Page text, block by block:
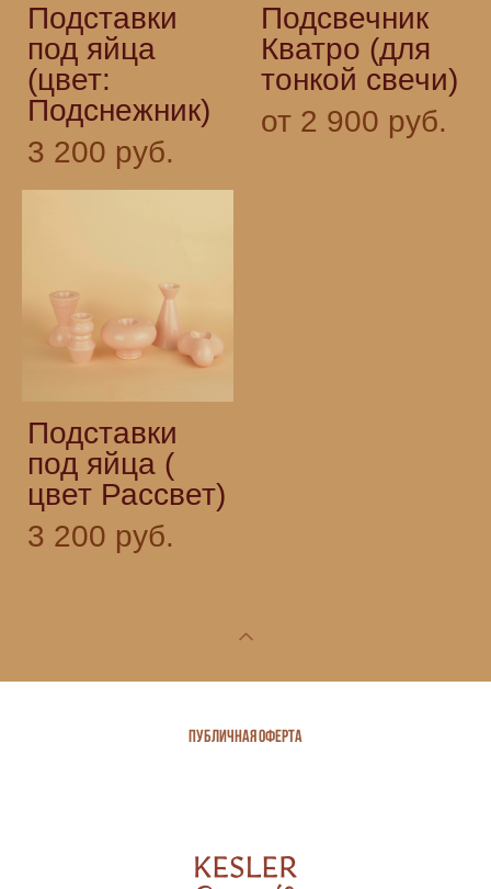
Подставки
под яйца
(цвет:
Подснежник)
3 200 pуб.
Подсвечник
Кватро (для
тонкой свечи)
от 2 900 pуб.
Подставки
под яйца (
цвет Рассвет)
3 200 pуб.
Публичная оферта